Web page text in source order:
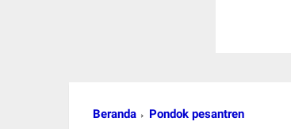
Beranda Pondok pesantren